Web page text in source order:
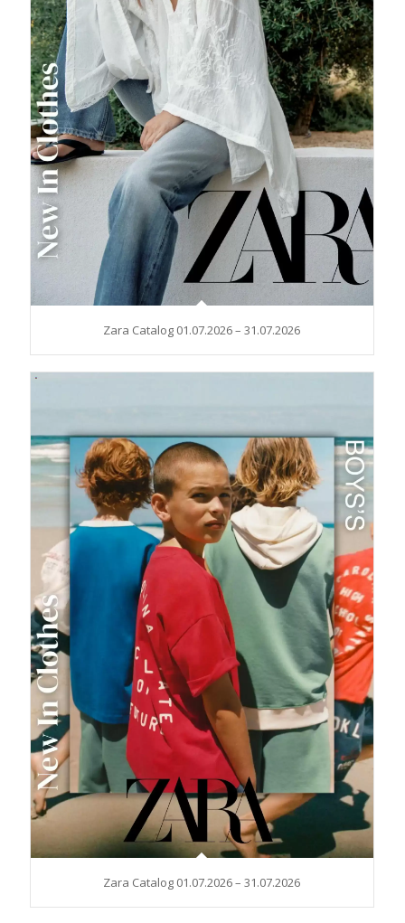
Zara Catalog 01.07.2026 – 31.07.2026
Zara Catalog 01.07.2026 – 31.07.2026